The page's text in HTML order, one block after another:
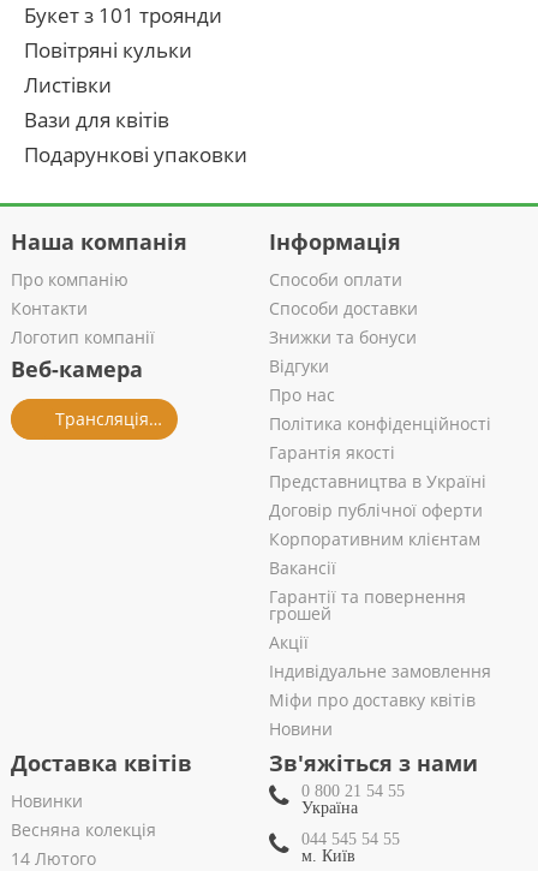
Букет з 101 троянди
Повітряні кульки
Листівки
Вази для квітів
Подарункові упаковки
Наша компанія
Про компанію
Контакти
Логотип компанії
Веб-камера
Трансляція із салону
Інформація
Способи оплати
Способи доставки
Знижки та бонуси
Відгуки
Про нас
Політика конфіденційності
Гарантія якості
Представництва в Україні
Договір публічної оферти
Корпоративним клієнтам
Вакансії
Гарантії та повернення
грошей
Акції
Індивідуальне замовлення
Міфи про доставку квітів
Новини
Доставка квітів
Новинки
Весняна колекція
14 Лютого
Зв'яжіться з нами
0 800 21 54 55
Україна
044 545 54 55
м. Київ